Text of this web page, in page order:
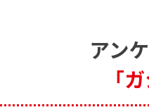
アン
「